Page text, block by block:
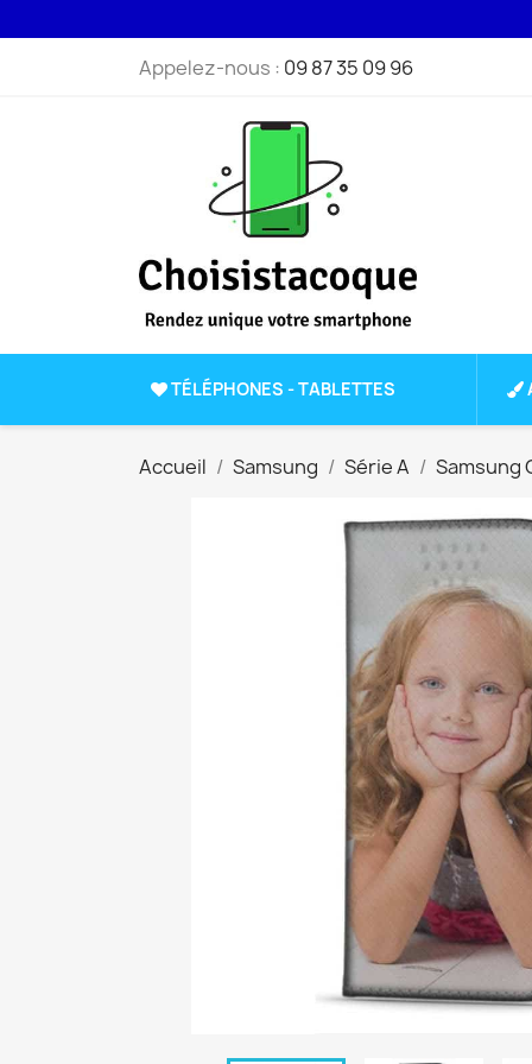
Appelez-nous : 09 87 35 09 96
TÉLÉPHONES - TABLETTES
Accueil Samsung Série A Samsung